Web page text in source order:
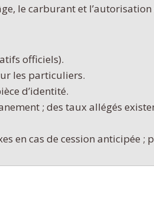
le carburant et l’autorisation
officiels).
les particuliers.
d’identité.
; des taux allégés
en cas de cession anticipée ;